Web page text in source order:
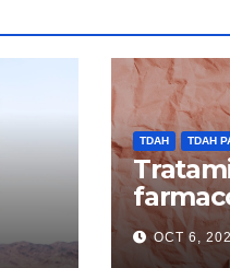
TDAH TDAH
TDAH:
OCT 6,